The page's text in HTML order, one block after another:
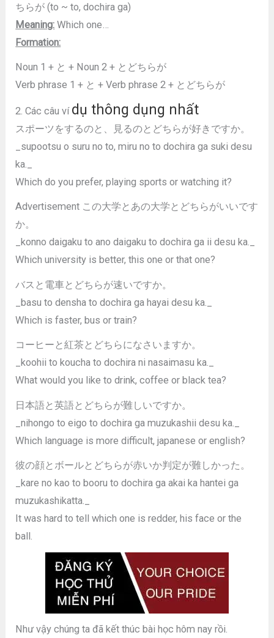
ちらが (to ~ to, dochira ga)
Meaning: Which one…
Formation:
Noun 1 + と + Noun 2 + とどちらが
Verb phrase 1 + と + Verb phrase 2 + とどちらが
2. Các câu ví dụ thông dụng nhất
スポーツをするのと、見るのとどちらが好きですか。
_supootsu o suru no to, miru no to dochira ga suki desu
ka._
Which do you prefer, playing sports or watching it?
Advertisement この大学とあの大学とどちらがいいです
か。
_konno daigaku to ano daigaku to dochira ga ii desu ka._
Which university is better, this one or that one?
バスと電車とどちらが速いですか。
_basu to densha to dochira ga hayai desu ka._
Which is faster, bus or train?
コーヒーと紅茶とどちらになさいますか。
_koohii to koucha to dochira ni nasaimasu ka._
What would you like to drink, coffee or black tea?
日本語と英語とどちらが難しいですか。
_nihongo to eigo to dochira ga muzukashii desu ka._
Which language is more difficult, japanese or english?
彼の顔とボールとどちらが赤いか判定が難しかった。
_kare no kao to booru to dochira ga akai ka hantei ga
muzukashikatta._
It was hard to tell which one is redder, his face or the
ball.
Như vậy chúng ta đã kết thúc bài học hôm nay rồi.